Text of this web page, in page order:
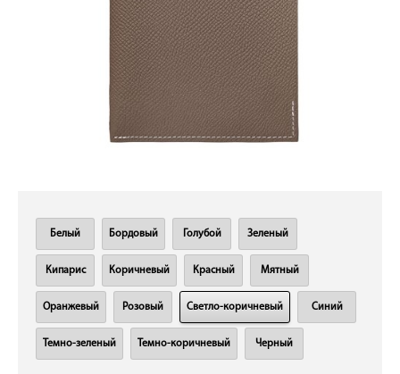
Белый Бордовый Голубой Зеленый
Кипарис Коричневый Красный Мятный
Оранжевый Розовый Светло-коричневый Синий
Темно-зеленый Темно-коричневый Черный